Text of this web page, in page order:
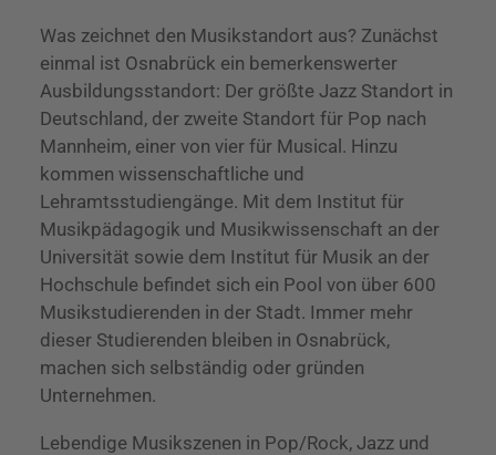
Was zeichnet den Musikstandort aus? Zunächst
einmal ist Osnabrück ein bemerkenswerter
Ausbildungsstandort: Der größte Jazz Standort in
Deutschland, der zweite Standort für Pop nach
Mannheim, einer von vier für Musical. Hinzu
kommen wissenschaftliche und
Lehramtsstudiengänge. Mit dem Institut für
Musikpädagogik und Musikwissenschaft an der
Universität sowie dem Institut für Musik an der
Hochschule befindet sich ein Pool von über 600
Musikstudierenden in der Stadt. Immer mehr
dieser Studierenden bleiben in Osnabrück,
machen sich selbständig oder gründen
Unternehmen.
Lebendige Musikszenen in Pop/Rock, Jazz und